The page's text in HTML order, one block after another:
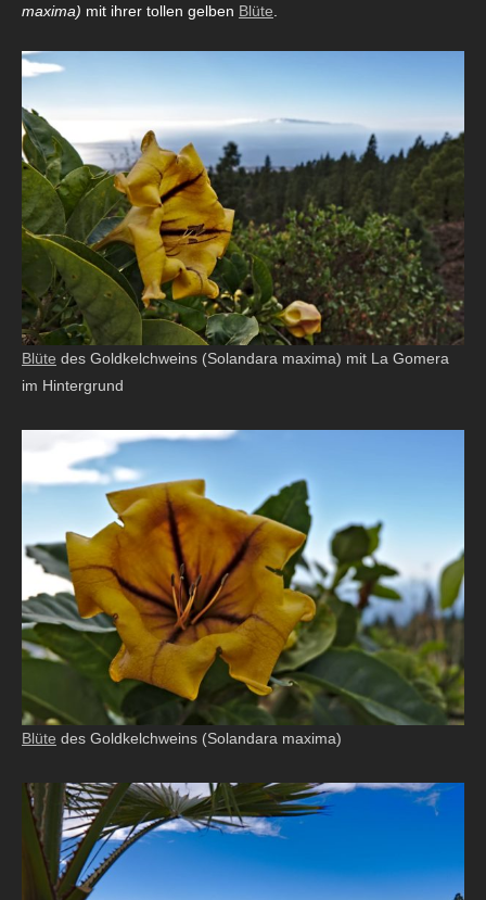
maxima) mit ihrer tollen gelben Blüte
Blüte des Goldkelchweins (Solandara maxima) mit La Gomera
im Hintergrund
Blüte des Goldkelchweins (Solandara maxima)